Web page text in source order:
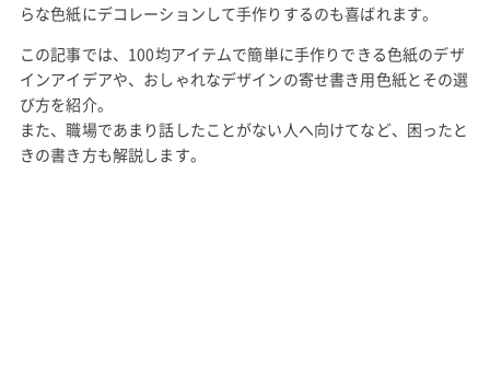
らな色紙にデコレーションして手作りするのも喜ばれます。
この記事では、100均アイテムで簡単に手作りできる色紙のデザ
インアイデアや、おしゃれなデザインの寄せ書き用色紙とその選
び方を紹介。
また、職場であまり話したことがない人へ向けてなど、困ったと
きの書き方も解説します。